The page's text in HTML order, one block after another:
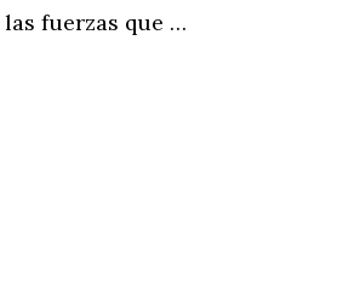
fuerzas que …